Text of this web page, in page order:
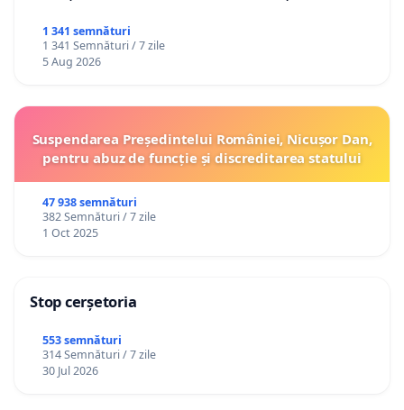
1 341 semnături
1 341 Semnături / 7 zile
5 Aug 2026
Suspendarea Președintelui României, Nicușor Dan,
pentru abuz de funcție și discreditarea statului
47 938 semnături
382 Semnături / 7 zile
1 Oct 2025
Stop cerșetoria
553 semnături
314 Semnături / 7 zile
30 Jul 2026